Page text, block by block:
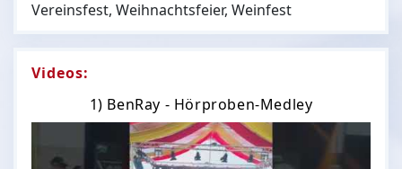
Vereinsfest, Weihnachtsfeier, Weinfest
Videos:
1) BenRay - Hörproben-Medley